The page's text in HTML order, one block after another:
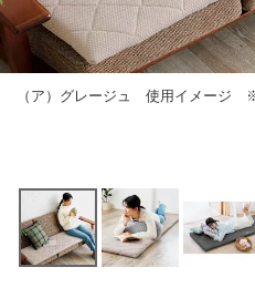
（ア）グレージュ 使用イメージ ※